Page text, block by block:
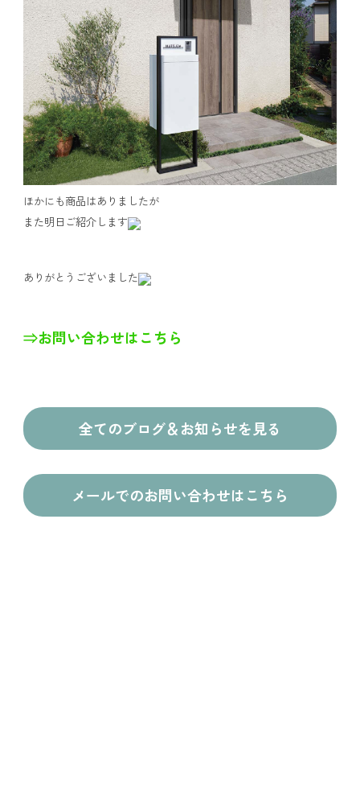
ほかにも商品はありましたが
また明日ご紹介します
ありがとうございました
⇒お問い合わせはこちら
全てのブログ＆お知らせを見る
メールでのお問い合わせはこちら